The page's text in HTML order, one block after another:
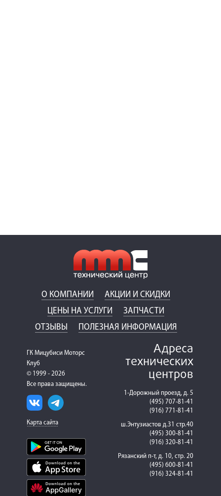
О КОМПАНИИ
АКЦИИ И СКИДКИ
ЦЕНЫ НА УСЛУГИ
ЗАПЧАСТИ
ОТЗЫВЫ
ПОЛЕЗНАЯ ИНФОРМАЦИЯ
ГК Мицубиси Моторс
Клуб
© 1999 - 2026
Все права защищены.
Карта сайта
Адреса
технических
центров
1-Дорожный проезд, д. 5
(495) 707-81-41
(916) 771-81-41
ш.Энтузиастов д.31 стр.40
(495) 300-81-41
(916) 320-81-41
Рязанский п-т, д. 10, стр. 20
(495) 600-81-41
(916) 324-81-41